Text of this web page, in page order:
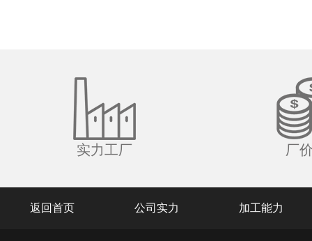
实力工厂 厂
返回首页 公司实力 加工能力